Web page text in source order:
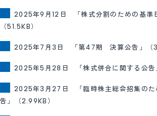
2025年9月12日 「株式分割のための基準
（51.5KB）
2025年7月3日 「第47期 決算公告」（
2025年5月28日 「株式併合に関する公告
2025年3月27日 「臨時株主総会招集のた
告」（2.99KB）